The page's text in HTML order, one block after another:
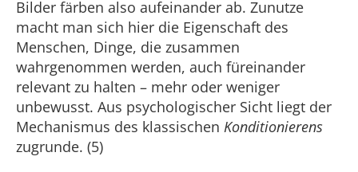
Bilder färben also aufeinander ab. Zunutze
macht man sich hier die Eigenschaft des
Menschen, Dinge, die zusammen
wahrgenommen werden, auch füreinander
relevant zu halten – mehr oder weniger
unbewusst. Aus psychologischer Sicht liegt der
Mechanismus des klassischen Konditionierens
zugrunde. (5)